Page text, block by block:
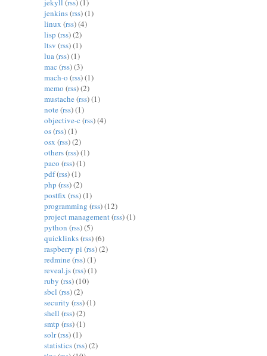
jekyll (rss) (1)
jenkins(rss) (1)
linux (rss) (4)
lisp (rss) (2)
ltsv (rss) (1)
lua(rss) (1)
mac (rss) (3)
mach-o (rss) (1)
memo (rss) (2)
mustache (rss) (1)
note (rss) (1)
objective-c (rss) (4)
os(rss) (1)
osx (rss) (2)
others(rss) (1)
paco (rss) (1)
pdf(rss) (1)
php (rss) (2)
postfix (rss) (1)
programming (rss) (12)
project management(rss) (1)
python (rss) (5)
quicklinks(rss) (6)
raspberry pi (rss) (2)
redmine (rss) (1)
reveal.js(rss) (1)
ruby (rss) (10)
sbcl (rss) (2)
security (rss) (1)
shell (rss) (2)
smtp (rss) (1)
solr(rss) (1)
statistics(rss) (2)